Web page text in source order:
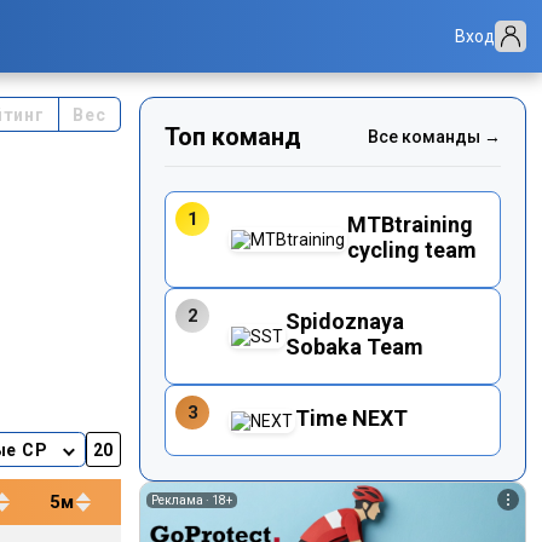
Вход
Вес
CP
5м 12м 20м
Топ команд Все команды →
1
MTBtraining
cycling team
2
Spidoznaya
Sobaka Team
3 Time NEXT
Реклама · 18+